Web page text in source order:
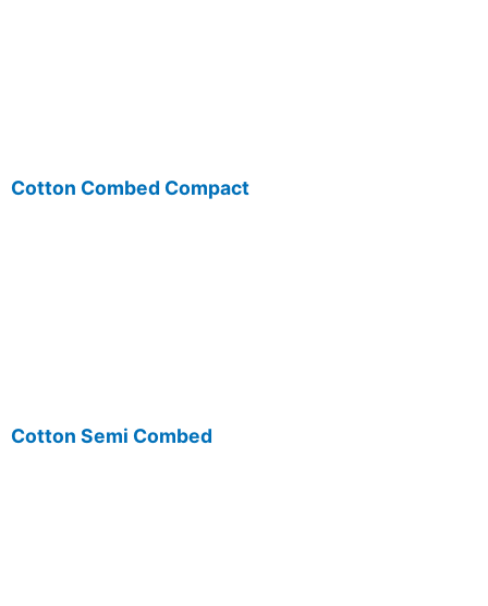
Cotton Combed Compact
Cotton Semi Combed